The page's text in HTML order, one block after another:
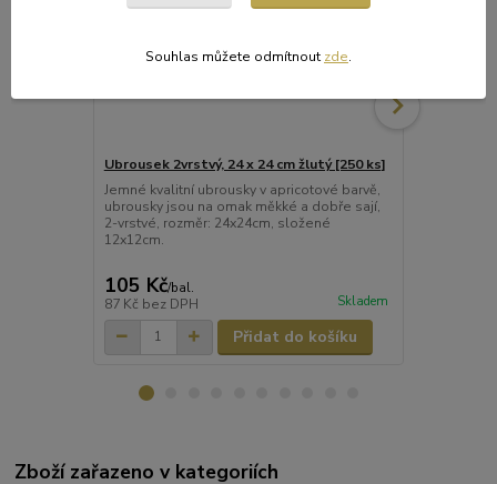
Ubrousek 2vrstvý, 24 x 24 cm žlutý [250 ks]
Jemné kvalitní ubrousky v apricotové barvě,
ubrousky jsou na omak měkké a dobře sají,
2-vrstvé, rozměr: 24x24cm, složené
12x12cm.
105 Kč/bal.
87 Kč bez DPH Skladem
Přidat do košíku
Zboží zařazeno v kategoriích
Souhlas můžete odmítnout zde.